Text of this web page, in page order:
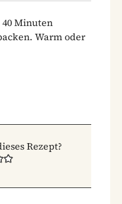
Minuten
Warm oder
Rezept?